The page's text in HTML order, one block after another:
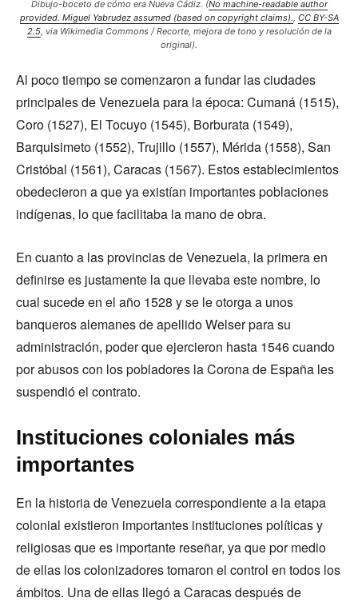
Dibujo-boceto de cómo era Nueva Cádiz. (No machine-readable author
provided. Miguel Yabrudez assumed (based on copyright claims)., CC BY-SA
2.5, via Wikimedia Commons / Recorte, mejora de tono y resolución de la
original).
Al poco tiempo se comenzaron a fundar las ciudades
principales de Venezuela para la época: Cumaná (1515),
Coro (1527), El Tocuyo (1545), Borburata (1549),
Barquisimeto (1552), Trujillo (1557), Mérida (1558), San
Cristóbal (1561), Caracas (1567). Estos establecimientos
obedecieron a que ya existían importantes poblaciones
indígenas, lo que facilitaba la mano de obra.
En cuanto a las provincias de Venezuela, la primera en
definirse es justamente la que llevaba este nombre, lo
cual sucede en el año 1528 y se le otorga a unos
banqueros alemanes de apellido Welser para su
administración, poder que ejercieron hasta 1546 cuando
por abusos con los pobladores la Corona de España les
suspendió el contrato.
Instituciones coloniales más
importantes
En la historia de Venezuela correspondiente a la etapa
colonial existieron importantes instituciones políticas y
religiosas que es importante reseñar, ya que por medio
de ellas los colonizadores tomaron el control en todos los
ámbitos. Una de ellas llegó a Caracas después de